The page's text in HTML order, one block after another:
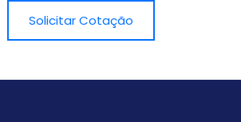
Solicitar Cotação